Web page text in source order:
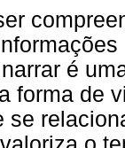
é
forma de
se